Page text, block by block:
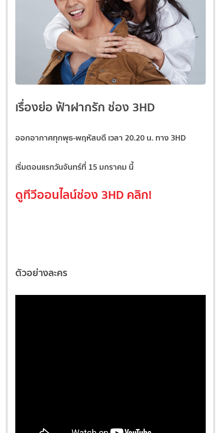
เรื่องย่อ ฟ้าฝากรัก ช่อง 3HD
ออกอากาศทุกพุธ-พฤหัสบดี เวลา 20.20 น. ทาง 3HD
เริ่มตอนแรกวันจันทร์ที่ 15 มกราคม นี้
ดูทีวีออนไลน์ช่อง 3HD คลิก!
ตัวอย่างละคร